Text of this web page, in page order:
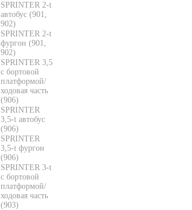
SPRINTER 2-t
автобус (901,
902)
SPRINTER 2-t
фургон (901,
902)
SPRINTER 3,5
c бортовой
платформой/
ходовая часть
(906)
SPRINTER
3,5-t автобус
(906)
SPRINTER
3,5-t фургон
(906)
SPRINTER 3-t
c бортовой
платформой/
ходовая часть
(903)